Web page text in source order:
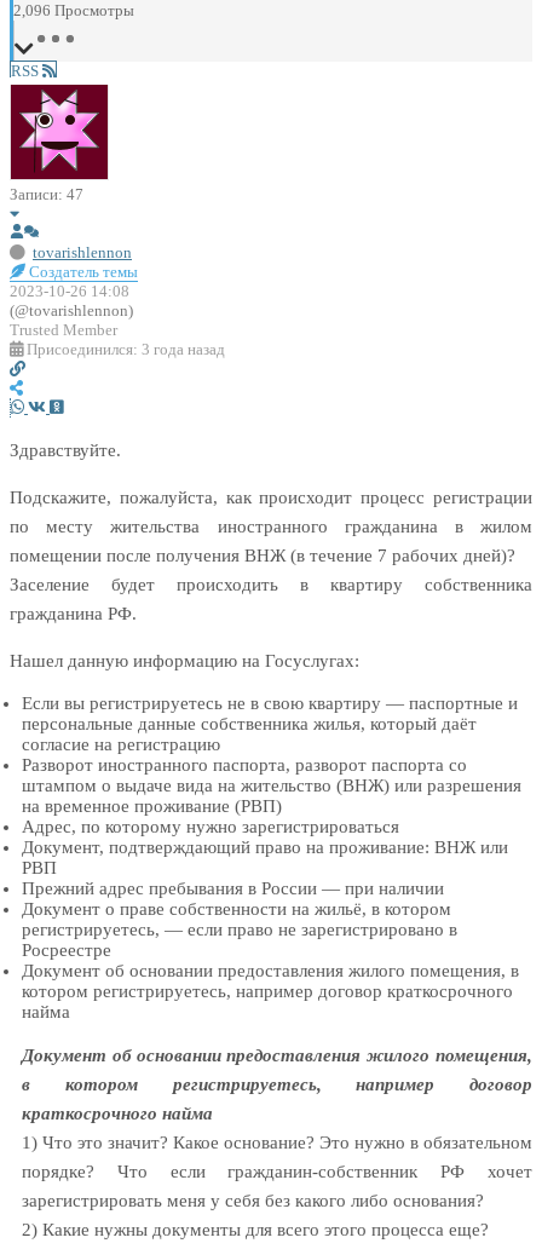
2,096 Просмотры
RSS
Записи: 47
tovarishlennon
Создатель темы
2023-10-26 14:08
(@tovarishlennon)
Trusted Member
Присоединился: 3 года назад
Здравствуйте.
Подскажите, пожалуйста, как происходит процесс регистрации
по месту жительства иностранного гражданина в жилом
помещении после получения ВНЖ (в течение 7 рабочих дней)?
Заселение будет происходить в квартиру собственника
гражданина РФ.
Нашел данную информацию на Госуслугах:
Если вы регистрируетесь не в свою квартиру — паспортные и
персональные данные собственника жилья, который даёт
согласие на регистрацию
Разворот иностранного паспорта, разворот паспорта со
штампом о выдаче вида на жительство (ВНЖ) или разрешения
на временное проживание (РВП)
Адрес, по которому нужно зарегистрироваться
Документ, подтверждающий право на проживание: ВНЖ или
РВП
Прежний адрес пребывания в России — при наличии
Документ о праве собственности на жильё, в котором
регистрируетесь, — если право не зарегистрировано в
Росреестре
Документ об основании предоставления жилого помещения, в
котором регистрируетесь, например договор краткосрочного
найма
Документ об основании предоставления жилого помещения,
в котором регистрируетесь, например договор
краткосрочного найма
1) Что это значит? Какое основание? Это нужно в обязательном
порядке? Что если гражданин-собственник РФ хочет
зарегистрировать меня у себя без какого либо основания?
2) Какие нужны документы для всего этого процесса еще?